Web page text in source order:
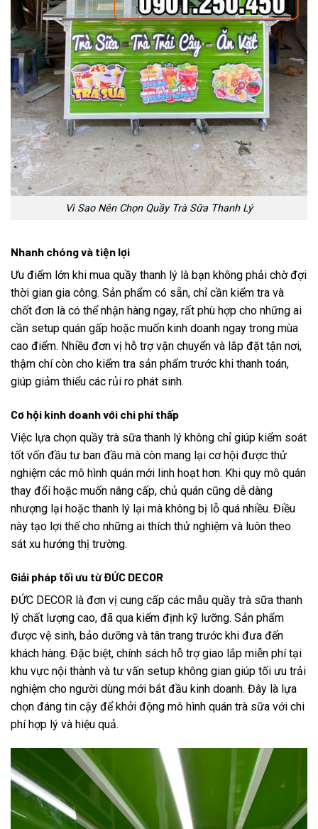
Vì Sao Nên Chọn Quầy Trà Sữa Thanh Lý
Nhanh chóng và tiện lợi
Ưu điểm lớn khi mua quầy thanh lý là bạn không phải chờ đợi
thời gian gia công. Sản phẩm có sẵn, chỉ cần kiểm tra và
chốt đơn là có thể nhận hàng ngay, rất phù hợp cho những ai
cần setup quán gấp hoặc muốn kinh doanh ngay trong mùa
cao điểm. Nhiều đơn vị hỗ trợ vận chuyển và lắp đặt tận nơi,
thậm chí còn cho kiểm tra sản phẩm trước khi thanh toán,
giúp giảm thiểu các rủi ro phát sinh.
Cơ hội kinh doanh với chi phí thấp
Việc lựa chọn quầy trà sữa thanh lý không chỉ giúp kiểm soát
tốt vốn đầu tư ban đầu mà còn mang lại cơ hội được thử
nghiệm các mô hình quán mới linh hoạt hơn. Khi quy mô quán
thay đổi hoặc muốn nâng cấp, chủ quán cũng dễ dàng
nhượng lại hoặc thanh lý lại mà không bị lỗ quá nhiều. Điều
này tạo lợi thế cho những ai thích thử nghiệm và luôn theo
sát xu hướng thị trường.
Giải pháp tối ưu từ ĐỨC DECOR
ĐỨC DECOR là đơn vị cung cấp các mẫu quầy trà sữa thanh
lý chất lượng cao, đã qua kiểm định kỹ lưỡng. Sản phẩm
được vệ sinh, bảo dưỡng và tân trang trước khi đưa đến
khách hàng. Đặc biệt, chính sách hỗ trợ giao lắp miễn phí tại
khu vực nội thành và tư vấn setup không gian giúp tối ưu trải
nghiệm cho người dùng mới bắt đầu kinh doanh. Đây là lựa
chọn đáng tin cậy để khởi động mô hình quán trà sữa với chi
phí hợp lý và hiệu quả.